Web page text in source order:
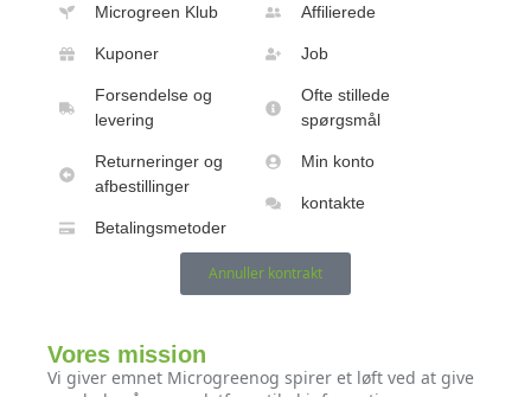
Microgreen Klub
Kuponer
Forsendelse og
levering
Returneringer og
afbestillinger
Betalingsmetoder
Affilierede
Job
Ofte stillede
spørgsmål
Min konto
kontakte
Annuller kontrakt
Vores mission
Vi giver emnet Microgreenog spirer et løft ved at give